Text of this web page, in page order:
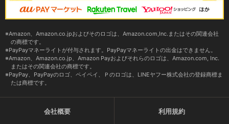
Amazon、Amazon.co.jpおよびそのロゴは、Amazon.com,Inc.またはその関連会社
の商標です。
PayPayマネーライトが付与されます。PayPayマネーライトの出金はできません。
Amazon、Amazon.co.jp、Amazon Payおよびそれらのロゴは、Amazon.com, Inc.
またはその関連会社の商標です。
PayPay、PayPayのロゴ、ペイペイ、Ｐのロゴは、LINEヤフー株式会社の登録商標ま
たは商標です。
会社概要 利用規約